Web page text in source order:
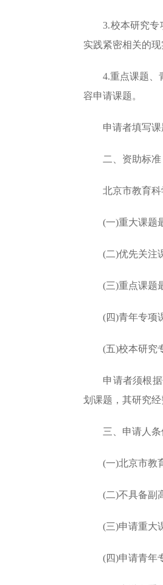
3.校本研究专项
实践紧密相关的
4.重点课题、青
容申请课题。
申请者填写课题
二、资助标准
北京市教育科学
(一)重大课题最
(二)优先关注课
(三)重点课题最
(四)青年专项课
(五)校本研究专
申请者须根据研
划课题，其研究经
三、申请人条
(一)北京市教育
(二)不具备副高
(三)申请重大课
(四)申请青年专